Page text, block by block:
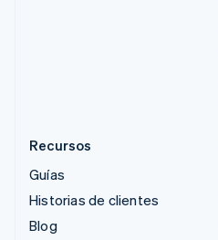
Recursos
Guías
Historias de clientes
Blog